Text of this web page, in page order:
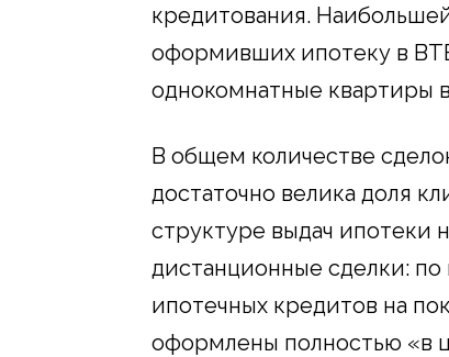
кредитования.
оформивших ипотеку в
однокомнатные квартиры
В общем количестве
достаточно велика доля
структуре выдач ипотеки
дистанционные сделки: по
ипотечных кредитов на
оформлены полностью «в